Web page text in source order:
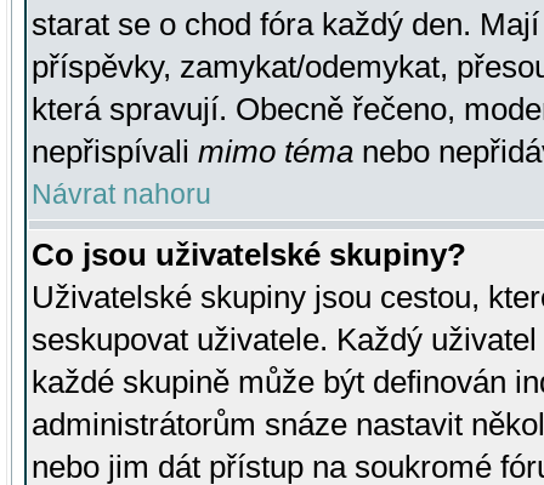
starat se o chod fóra každý den.
příspěvky, zamykat/odemykat,
která spravují. Obecně řečeno,
nepřispívali mimo téma nebo
Návrat nahoru
Co jsou uživatelské skupiny?
Uživatelské skupiny jsou cestou,
seskupovat uživatele. Každý
každé skupině může být definován
administrátorům snáze nastavit
nebo jim dát přístup na soukromé